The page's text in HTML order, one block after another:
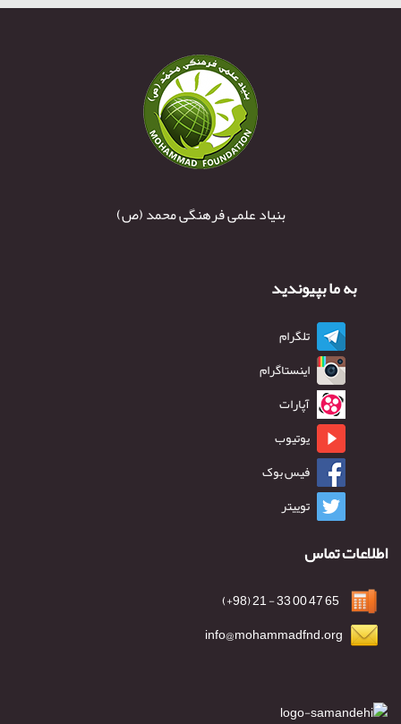
بنیاد علمی فرهنگی محمد (ص)
به ما بپیوندید
تلگرام
اینستاگرام
آپارات
یوتیوب
فیس بوک
توییتر
اطلاعات تماس
info@mohammadfnd.org